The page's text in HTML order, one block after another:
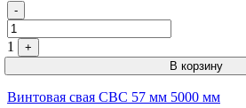
-
1
+
В корзину
Винтовая свая СВС 57 мм 5000 мм